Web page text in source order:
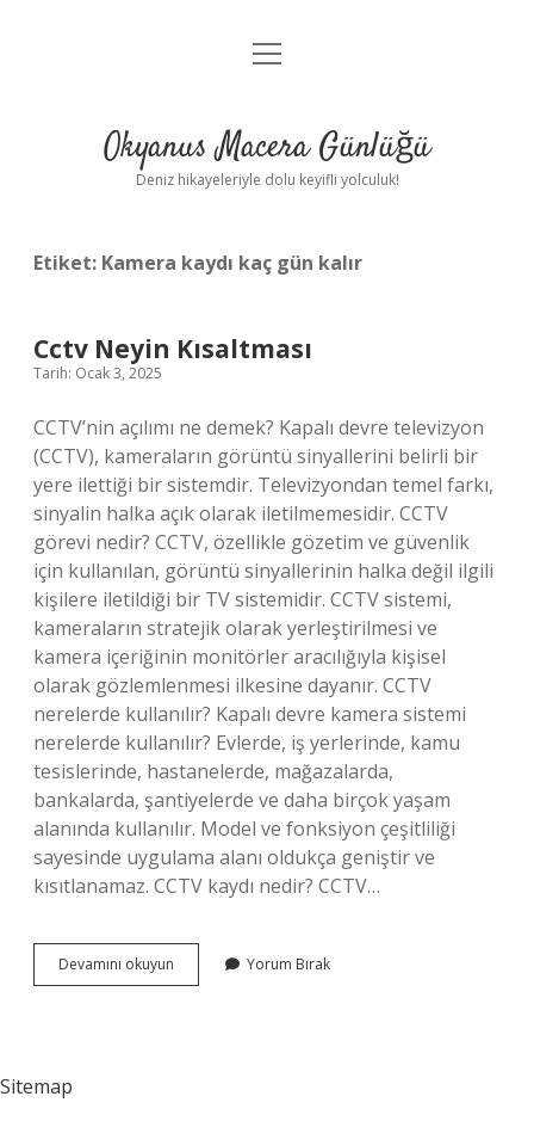
Anasayfa
Yasal Uyarı
menüyü
Okyanus Macera Günlüğü
Deniz hikayeleriyle dolu keyifli yolculuk!
Etiket: Kamera kaydı kaç gün kalır
Cctv Neyin Kısaltması
Tarih: Ocak 3, 2025
CCTV’nin açılımı ne demek? Kapalı devre televizyon
(CCTV), kameraların görüntü sinyallerini belirli bir
yere ilettiği bir sistemdir. Televizyondan temel farkı,
sinyalin halka açık olarak iletilmemesidir. CCTV
görevi nedir? CCTV, özellikle gözetim ve güvenlik
için kullanılan, görüntü sinyallerinin halka değil ilgili
kişilere iletildiği bir TV sistemidir. CCTV sistemi,
kameraların stratejik olarak yerleştirilmesi ve
kamera içeriğinin monitörler aracılığıyla kişisel
olarak gözlemlenmesi ilkesine dayanır. CCTV
nerelerde kullanılır? Kapalı devre kamera sistemi
nerelerde kullanılır? Evlerde, iş yerlerinde, kamu
tesislerinde, hastanelerde, mağazalarda,
bankalarda, şantiyelerde ve daha birçok yaşam
alanında kullanılır. Model ve fonksiyon çeşitliliği
sayesinde uygulama alanı oldukça geniştir ve
kısıtlanamaz. CCTV kaydı nedir? CCTV…
Devamını okuyun
Neyin
Yorum Bırak
Sitemap